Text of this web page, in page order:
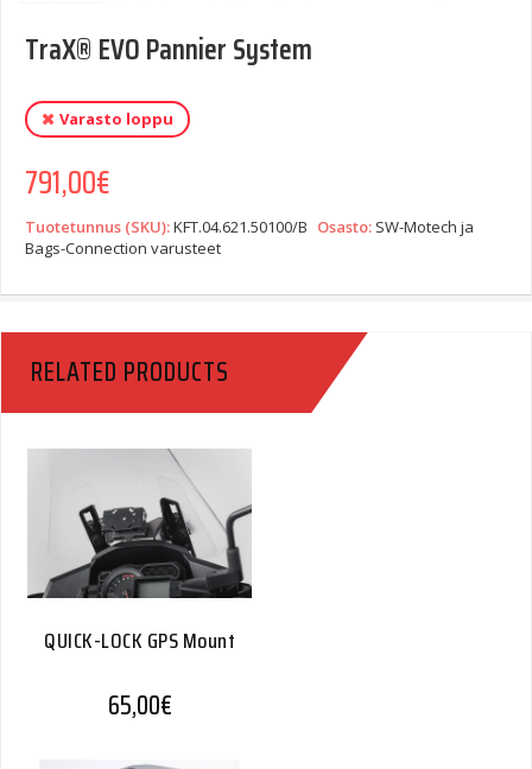
TraX® EVO Pannier System
Varasto loppu
791,00€
Tuotetunnus (SKU):KFT.04.621.50100/B Osasto: SW-Motech ja
Bags-Connection varusteet
RELATED PRODUCTS
QUICK-LOCK GPS Mount
65,00€